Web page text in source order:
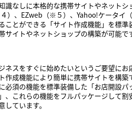
識なしに本格的な携帯サイトやネットシ
）、EZweb（※５）、Yahoo!ケータイ
ことができる「サイト作成機能」を標
サイトやネットショップの構築が可能で
ネスをすぐに始めたいというご要望にお
作成機能により簡単に携帯サイトを構
必須の機能を標準装備した「お店開設
、これらの機能をフルパッケージして
しています。